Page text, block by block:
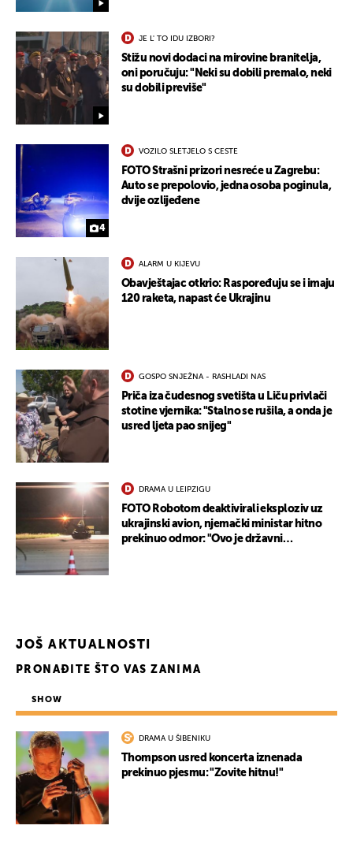
JE L' TO IDU IZBORI?
Stižu novi dodaci na mirovine branitelja,
oni poručuju: "Neki su dobili premalo, neki
su dobili previše"
4
VOZILO SLETJELO S CESTE
FOTO Strašni prizori nesreće u Zagrebu:
Auto se prepolovio, jedna osoba poginula,
dvije ozlijeđene
ALARM U KIJEVU
Obavještajac otkrio: Raspoređuju se i imaju
120 raketa, napast će Ukrajinu
GOSPO SNJEŽNA - RASHLADI NAS
Priča iza čudesnog svetišta u Liču privlači
stotine vjernika: "Stalno se rušila, a onda je
usred ljeta pao snijeg"
DRAMA U LEIPZIGU
FOTO Robotom deaktivirali eksploziv uz
ukrajinski avion, njemački ministar hitno
prekinuo odmor: "Ovo je državni
JOŠ AKTUALNOSTI
PRONAĐITE ŠTO VAS ZANIMA
SHOW
DRAMA U ŠIBENIKU
Thompson usred koncerta iznenada
prekinuo pjesmu: "Zovite hitnu!"
UKLJUČITE NOTIFIKACIJE